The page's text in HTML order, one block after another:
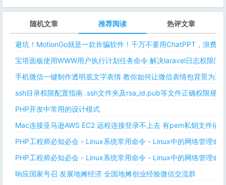
随机文章 推荐阅读 热评文章
避坑！MotionGo就是一款诈骗软件！千万不要用ChatPPT，浪费时
宝塔面板使用WWW用户执行计划任务命令 解决laravel日志权限问
手机微信一键制作透明底文字表情 教你如何让微信表情包背景为
ssh目录权限配置指南 .ssh文件夹及rsa_id.pub等文件正确权限规则
PHP开发中常用的设计模式
Mac连接亚马逊AWS EC2 远程连接登录不上去 有pem私钥文件依
PHP工程师必知必会 - Linux系统常用命令 - Linux中的网络管理命
PHP工程师必知必会 - Linux系统常用命令 - Linux中的网络管理命
响应国家号召 发展地摊经济 全国地摊创业经验微信交流群